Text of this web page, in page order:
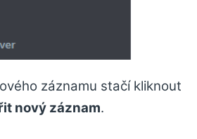
záznamu stačí kliknout
nový záznam.